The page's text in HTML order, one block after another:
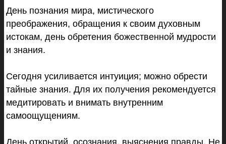
День познания мира, мистического
преображения, обращения к своим духовным
истокам, день обретения божественной мудрости
и знания.
Сегодня усиливается интуиция; можно обрести
тайные знания. Для их получения рекомендуется
медитировать и внимать внутренним
самоощущениям.
День открытий, осознания, выяснения правды. Не